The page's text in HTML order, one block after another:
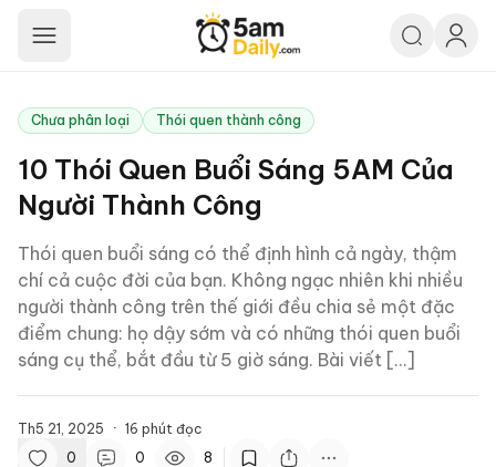
5am Daily
Chưa phân loại Thói quen thành công
10 Thói Quen Buổi Sáng 5AM Của
Người Thành Công
Thói quen buổi sáng có thể định hình cả ngày, thậm
chí cả cuộc đời của bạn. Không ngạc nhiên khi nhiều
người thành công trên thế giới đều chia sẻ một đặc
điểm chung: họ dậy sớm và có những thói quen buổi
sáng cụ thể, bắt đầu từ 5 giờ sáng. Bài viết […]
Th5 21, 2025 · 16 phút đọc
0
0 8